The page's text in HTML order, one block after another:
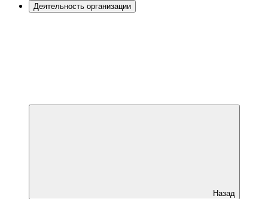
Деятельность организации
Назад